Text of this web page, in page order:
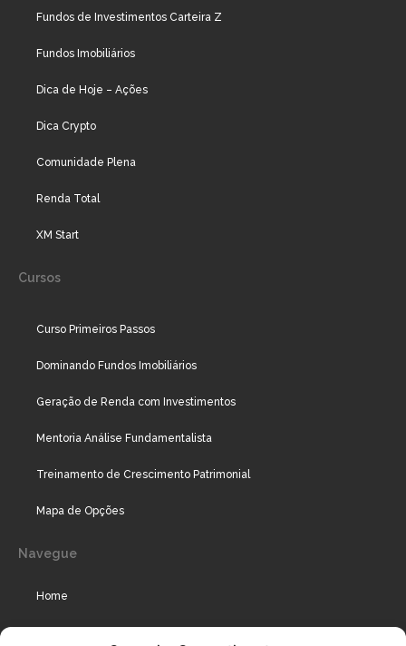
Fundos de Investimentos Carteira Z
Fundos Imobiliários
Dica de Hoje – Ações
Dica Crypto
Comunidade Plena
Renda Total
XM Start
Cursos
Curso Primeiros Passos
Dominando Fundos Imobiliários
Geração de Renda com Investimentos
Mentoria Análise Fundamentalista
Treinamento de Crescimento Patrimonial
Mapa de Opções
Navegue
Home